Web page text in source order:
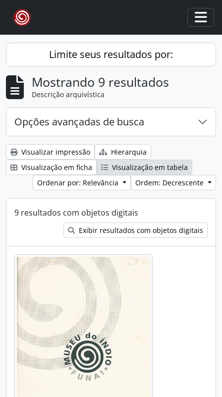
Skip to main content
Limite seus resultados por:
Mostrando 9 resultados
Descrição arquivística
Opções avançadas de busca
Visualizar impressão
Hierarquia
Visualização em ficha
Visualização em tabela
Ordenar por: Relevância
Ordem: Decrescente
9 resultados com objetos digitais
Exibir resultados com objetos digitais